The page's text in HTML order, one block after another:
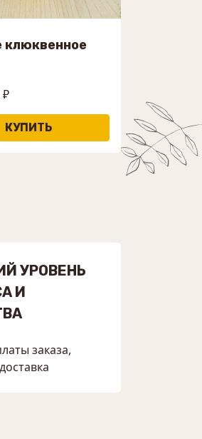
клюквенное
₽
УРОВЕНЬ
И
заказа,